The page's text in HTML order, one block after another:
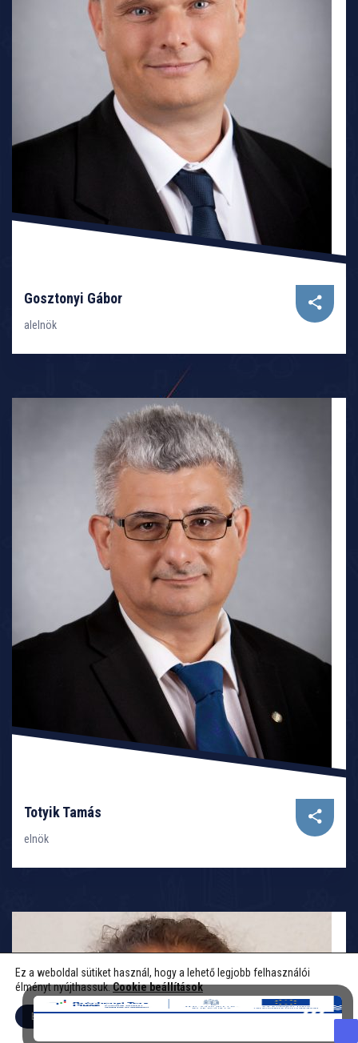
Gosztonyi Gábor
alelnök
Totyik Tamás
elnök
Ez a weboldal sütiket használ, hogy a lehető legjobb felhasználói
élményt nyújthassuk.Cookie beállítások
Elfogadom